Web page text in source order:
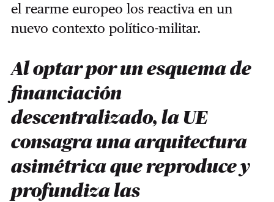
el rearme europeo los reactiva en un
nuevo contexto político-militar.
Al optar por un esquema de
financiación
descentralizado, la UE
consagra una arquitectura
asimétrica que reproduce y
profundiza las